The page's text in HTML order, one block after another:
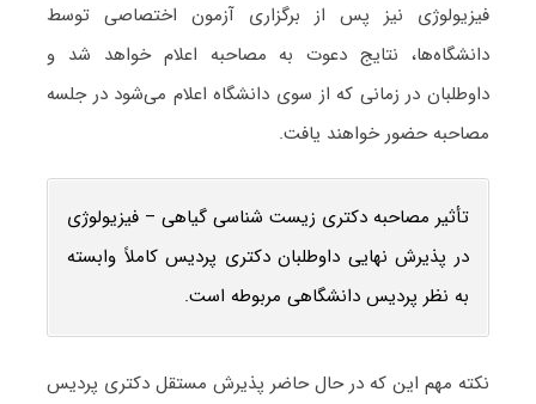
فیزیولوژی نیز پس از برگزاری آزمون اختصاصی توسط
دانشگاه‌ها، نتایج دعوت به مصاحبه اعلام خواهد شد و
داوطلبان در زمانی که از سوی دانشگاه اعلام می‌شود در جلسه
مصاحبه حضور خواهند یافت.
تأثیر مصاحبه دکتری زیست ‌شناسی گیاهی – فیزیولوژی
در پذیرش نهایی داوطلبان دکتری پردیس کاملاً وابسته
به نظر پردیس دانشگاهی مربوطه است.
نکته مهم این که در حال حاضر پذیرش مستقل دکتری پردیس